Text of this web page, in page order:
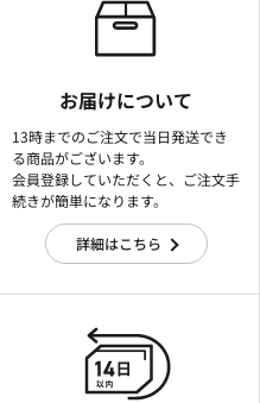
お届けについて
13時までのご注文で当日発送でき
る商品がございます。
会員登録していただくと、ご注文手
続きが簡単になります。
詳細はこちら